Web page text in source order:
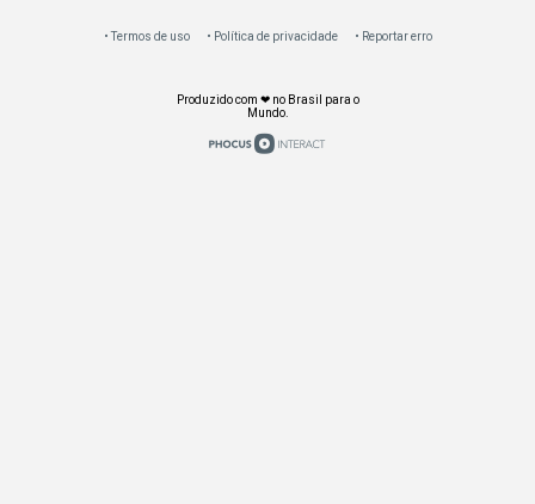
Termos de uso Política de privacidade Reportar erro
Produzido com ❤ no Brasil para o
Mundo.